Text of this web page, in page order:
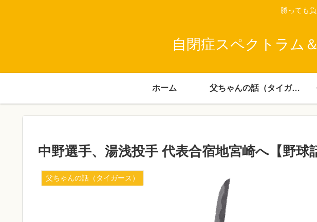
勝っても
自閉症スペクトラム
ホーム 父ちゃんの話（タイガース）
中野選手、湯浅投手 代表合宿地宮崎へ【野球
父ちゃんの話（タイガース）